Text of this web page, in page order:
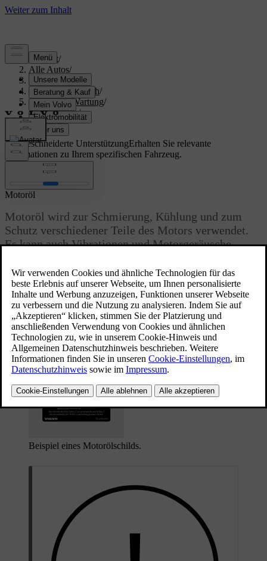
Support/
Alle Autos/
S60 2024/
Benutzerhandbuch/
Pflege und Wartung/
Motorraum/
Motoröl
Maßgeschneiderte UnterstützungErhalten Sie relevante
Informationen zu Ihrem spezifischen Fahrzeug.
Anmelden
Aktualisiert 15.02.2025
Motoröl
Motoröl wird zur Schmierung, Kühlung und zum
Schutz verschiedener Teile des Motors verwendet.
Es kann auch Vibrationen und Motorgeräusche
Das Motorölschild befindet sich im Motorraum.
Beispiel eines Motorölschilds.